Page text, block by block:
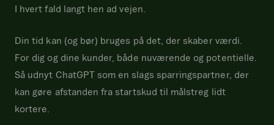
I hvert fald langt hen ad vejen.
Din tid kan (og bør) bruges på det, der skaber værdi.
For dig og dine kunder, både nuværende og potentielle.
Så udnyt ChatGPT som en slags sparringspartner, der
kan gøre afstanden fra startskud til målstreg lidt
kortere.